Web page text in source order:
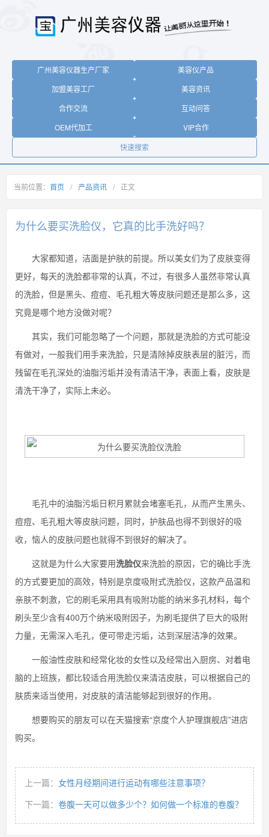
广州美容仪器生产厂家
美容仪产品
加盟美容工厂
美容资讯
合作交流
互动问答
OEM代加工
VIP合作
快速搜索
当前位置： 首页 / 产品资讯 / 正文
为什么要买洗脸仪，它真的比手洗好吗？
大家都知道，洁面是护肤的前提。所以美女们为了皮肤变得
更好，每天的洗脸都非常的认真，不过，有很多人虽然非常认真
的洗脸，但是黑头、痘痘、毛孔粗大等皮肤问题还是那么多，这
究竟是哪个地方没做对呢？
其实，我们可能忽略了一个问题，那就是洗脸的方式可能没
有做对，一般我们用手来洗脸，只是清除掉皮肤表层的脏污，而
残留在毛孔深处的油脂污垢并没有清洁干净，表面上看，皮肤是
清洗干净了，实际上未必。
毛孔中的油脂污垢日积月累就会堵塞毛孔，从而产生黑头、
痘痘、毛孔粗大等皮肤问题，同时，护肤品也得不到很好的吸
收，恼人的皮肤问题也就得不到很好的解决了。
这就是为什么大家要用洗脸仪来洗脸的原因，它的确比手洗
的方式要更加的高效，特别是京度吸附式洗脸仪，这款产品温和
亲肤不刺激，它的刷毛采用具有吸附功能的纳米多孔材料，每个
刷头至少含有400万个纳米吸附因子，为刷毛提供了巨大的吸附
力量，无需深入毛孔，便可带走污垢，达到深层洁净的效果。
一般油性皮肤和经常化妆的女性以及经常出入厨房、对着电
脑的上班族，都比较适合用洗脸仪来清洁皮肤，可以根据自己的
肤质来适当使用，对皮肤的清洁能够起到很好的作用。
想要购买的朋友可以在天猫搜索“京度个人护理旗舰店”进店
购买。
上一篇： 女性月经期间进行运动有哪些注意事项？
下一篇： 卷腹一天可以做多少个？如何做一个标准的卷腹？